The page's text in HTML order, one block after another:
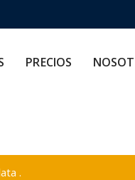
PRECIOS
.